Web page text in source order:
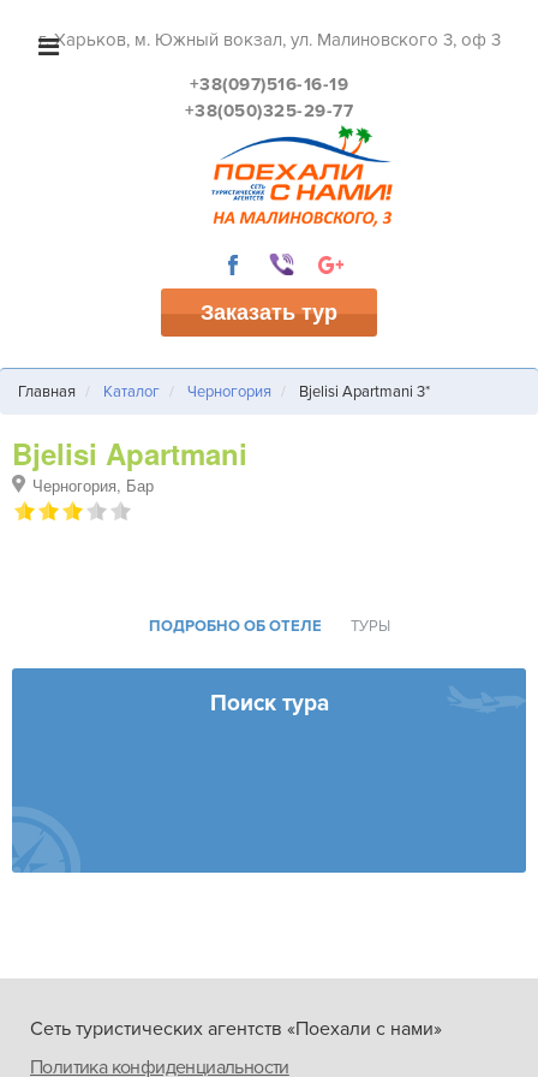
г. Харьков, м. Южный вокзал, ул. Малиновского 3, оф 3
+38(097)516-16-19
+38(050)325-29-77
Заказать тур
Главная Каталог Черногория Bjelisi Apartmani 3*
Bjelisi Apartmani
Черногория, Бар
ПОДРОБНО ОБ ОТЕЛЕ ТУРЫ
Поиск тура
Сеть туристических агентств «Поехали с нами»
Политика конфиденциальности